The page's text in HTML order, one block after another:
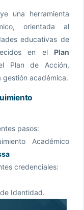
una herramienta
orientada al
educativas de
en el Plan
Plan de Acción,
académica.
pasos:
Académico
credenciales:
Identidad.